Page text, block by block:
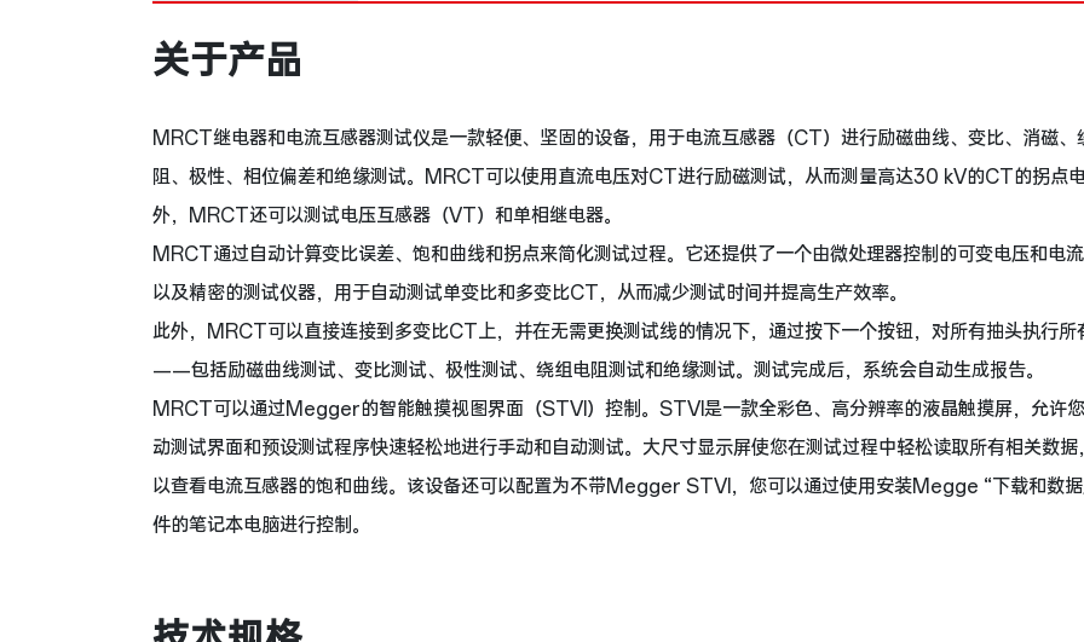
关于产品
MRCT继电器和电流互感器测试仪是一款轻便、坚固的设备，用于电流互感器（CT）进行励磁曲线、变比、消磁、
阻、极性、相位偏差和绝缘测试。MRCT可以使用直流电压对CT进行励磁测试，从而测量高达30 kV的CT的拐点
外，MRCT还可以测试电压互感器（VT）和单相继电器。
MRCT通过自动计算变比误差、饱和曲线和拐点来简化测试过程。它还提供了一个由微处理器控制的可变电压和电
以及精密的测试仪器，用于自动测试单变比和多变比CT，从而减少测试时间并提高生产效率。
此外，MRCT可以直接连接到多变比CT上，并在无需更换测试线的情况下，通过按下一个按钮，对所有抽头执行所
——包括励磁曲线测试、变比测试、极性测试、绕组电阻测试和绝缘测试。测试完成后，系统会自动生成报告。
MRCT可以通过Megger的智能触摸视图界面（STVI）控制。STVI是一款全彩色、高分辨率的液晶触摸屏，允许
动测试界面和预设测试程序快速轻松地进行手动和自动测试。大尺寸显示屏使您在测试过程中轻松读取所有相关数据
以查看电流互感器的饱和曲线。该设备还可以配置为不带Megger STVI，您可以通过使用安装Megge “下载和数
件的笔记本电脑进行控制。